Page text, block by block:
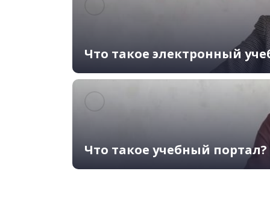
Что такое электронный
Что такое учебный портал?